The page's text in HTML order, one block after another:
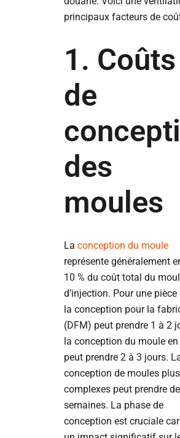
principaux facteurs de
1. Coûts
de
des
moules
La conception du moule
représente généralement
10 % du coût total du
d’injection. Pour une
la conception pour la
(DFM) peut prendre 1 à 2
la conception du moule en
peut prendre 2 à 3 jours.
conception de moules plus
complexes peut prendre
semaines. La phase de
conception est cruciale